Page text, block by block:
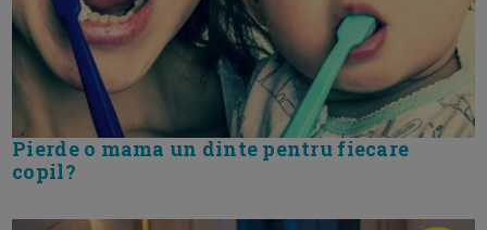
Pierde o mama un dinte pentru fiecare
copil?